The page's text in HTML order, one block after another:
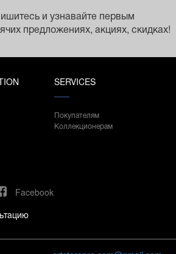
и узнавайте первым
предложениях, акциях, скидках!
SERVICES
Покупателям
Коллекционерам
Facebook